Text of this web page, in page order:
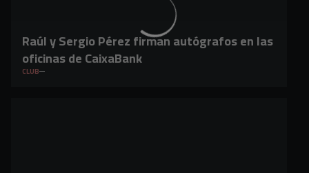
Raúl y Sergio Pérez firman autógrafos en las
oficinas de CaixaBank
CLUB